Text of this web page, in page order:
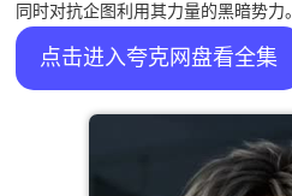
同时对抗企图利用其力量的黑暗势力。
点击进入夸克网盘看全集